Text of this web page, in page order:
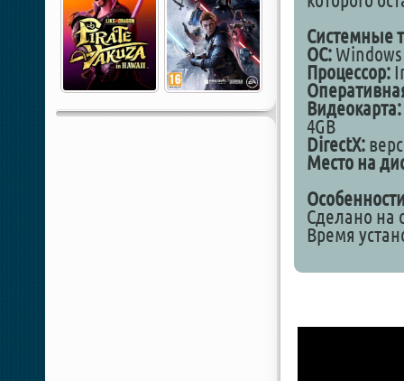
Системные
ОС:
Процессор:
Видеокарта:
4GB
DirectX:
Место на
Сделано на
Время